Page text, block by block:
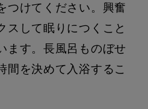
つけてください。興奮
スして眠りにつくこと
ます。長風呂ものぼせ
間を決めて入浴するこ